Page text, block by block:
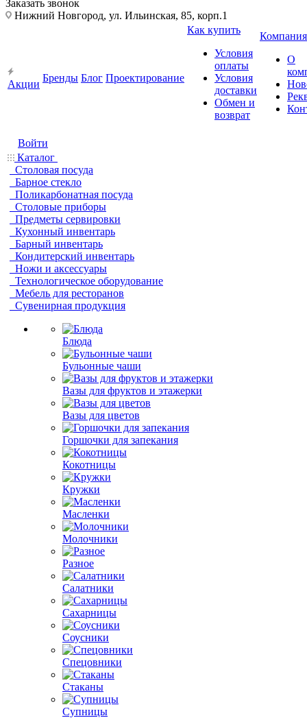
Заказать звонок
Нижний Новгород, ул. Ильинская, 85, корп.1
Акции
Бренды Блог Проектирование
Как купить
Условия
оплаты
Условия
доставки
Обмен и
возврат
Компания
О
Войти
Каталог
Столовая посуда
Барное стекло
Поликарбонатная посуда
Столовые приборы
Предметы сервировки
Кухонный инвентарь
Барный инвентарь
Кондитерский инвентарь
Ножи и аксессуары
Технологическое оборудование
Мебель для ресторанов
Сувенирная продукция
Блюда
Бульонные чаши
Вазы для фруктов и этажерки
Вазы для цветов
Горшочки для запекания
Кокотницы
Кружки
Масленки
Молочники
Разное
Салатники
Сахарницы
Соусники
Спецовники
Стаканы
Супницы